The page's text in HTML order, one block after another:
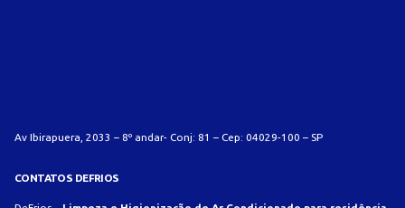
Av Ibirapuera, 2033 – 8º andar- Conj: 81 – Cep: 04029-100 – SP
CONTATOS DEFRIOS